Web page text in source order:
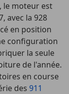
le moteur est
avec la 928
en position
configuration
la seule
de l'année.
en course
des 911